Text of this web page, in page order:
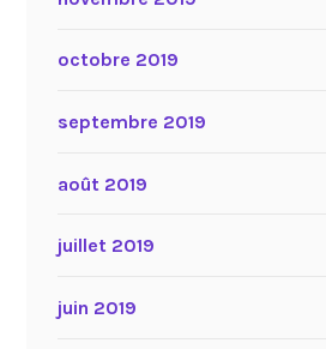
octobre 2019
septembre 2019
août 2019
juillet 2019
juin 2019